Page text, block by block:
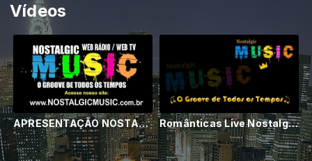
Vídeos
APRESENTAÇÃO NOSTALGIC MUSIC Românticas Live Nostalgic Music By Djwill